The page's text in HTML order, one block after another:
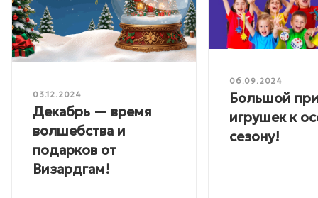
03.12.2024
Декабрь — время
волшебства и
подарков от
Визардгам!
06.09.2024
Большой
игрушек к
сезону!